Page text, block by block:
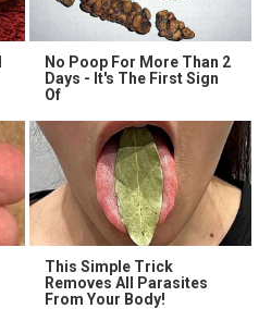
No Poop For More Than 2
Days - It's The First Sign
Of
This Simple Trick
Removes All Parasites
From Your Body!